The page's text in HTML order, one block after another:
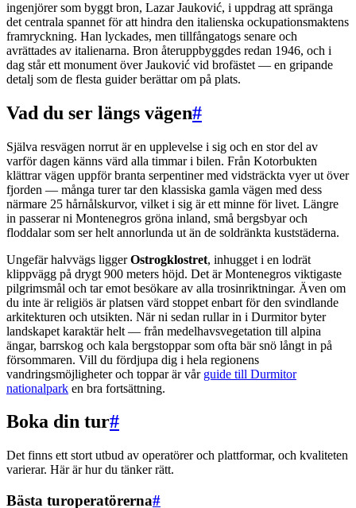
ingenjörer som byggt bron, Lazar Jauković, i uppdrag att spränga
det centrala spannet för att hindra den italienska ockupationsmaktens
framryckning. Han lyckades, men tillfångatogs senare och
avrättades av italienarna. Bron återuppbyggdes redan 1946, och i
dag står ett monument över Jauković vid brofästet — en gripande
detalj som de flesta guider berättar om på plats.
Vad du ser längs vägen#
Själva resvägen norrut är en upplevelse i sig och en stor del av
varför dagen känns värd alla timmar i bilen. Från Kotorbukten
klättrar vägen uppför branta serpentiner med vidsträckta vyer ut över
fjorden — många turer tar den klassiska gamla vägen med dess
närmare 25 hårnålskurvor, vilket i sig är ett minne för livet. Längre
in passerar ni Montenegros gröna inland, små bergsbyar och
floddalar som ser helt annorlunda ut än de soldränkta kuststäderna.
Ungefär halvvägs liggerOstrogklostret, inhugget i en lodrät
klippvägg på drygt 900 meters höjd. Det är Montenegros viktigaste
pilgrimsmål och tar emot besökare av alla trosinriktningar. Även om
du inte är religiös är platsen värd stoppet enbart för den svindlande
arkitekturen och utsikten. När ni sedan rullar in i Durmitor byter
landskapet karaktär helt — från medelhavsvegetation till alpina
ängar, barrskog och kala bergstoppar som ofta bär snö långt in på
försommaren. Vill du fördjupa dig i hela regionens
vandringsmöjligheter och toppar är vår guide till Durmitor
nationalpark en bra fortsättning.
Boka din tur#
Det finns ett stort utbud av operatörer och plattformar, och kvaliteten
varierar. Här är hur du tänker rätt.
Bästa turoperatörerna#